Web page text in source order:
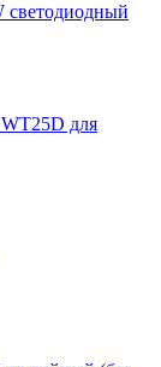
светодиодный
для